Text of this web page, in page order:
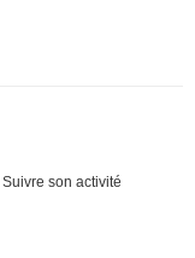
Suivre son activité